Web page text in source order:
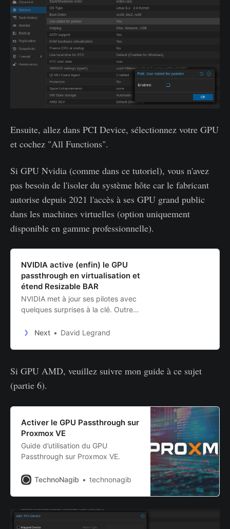
Ensuite, allez dans PCI Device, sélectionnez votre GPU
et cochez "All Functions".
Si GPU Nvidia (comme dans ce tutoriel), vous n'avez
pas besoin de l'isoler du système hôte car le fabricant
autorise depuis 2021 l'accès à ses GPU grand public
dans les machines virtuelles (option uniquement
disponible en gamme professionnelle).
NVIDIA active (enfin) le GPU
passthrough en virtualisation et
étend Resizable BAR
NVIDIA met à jour ses pilotes avec
quelques surprises à la clé. Outre
à ses dernières GeForce RTX, il met
passthrough GPU sur les GeForce.
virtualisation.
Next David Legrand
Si GPU AMD, veuillez suivre mon guide à ce sujet
(partie 6).
Activer le GPU Passthrough sur
Proxmox VE
Guide d’utilisation du GPU
Passthrough sur Proxmox VE.
TechnoNagib technonagib